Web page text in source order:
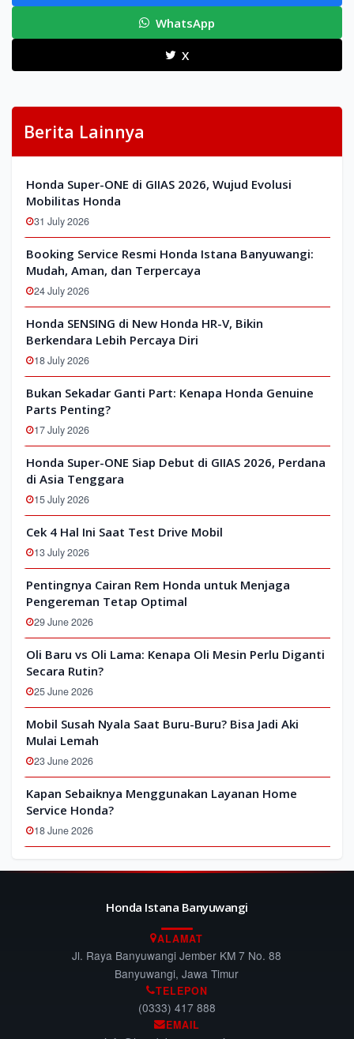
WhatsApp
X
Berita Lainnya
Honda Super-ONE di GIIAS 2026, Wujud Evolusi
Mobilitas Honda
31 July 2026
Booking Service Resmi Honda Istana Banyuwangi:
Mudah, Aman, dan Terpercaya
24 July 2026
Honda SENSING di New Honda HR-V, Bikin
Berkendara Lebih Percaya Diri
18 July 2026
Bukan Sekadar Ganti Part: Kenapa Honda Genuine
Parts Penting?
17 July 2026
Honda Super-ONE Siap Debut di GIIAS 2026, Perdana
di Asia Tenggara
15 July 2026
Cek 4 Hal Ini Saat Test Drive Mobil
13 July 2026
Pentingnya Cairan Rem Honda untuk Menjaga
Pengereman Tetap Optimal
29 June 2026
Oli Baru vs Oli Lama: Kenapa Oli Mesin Perlu Diganti
Secara Rutin?
25 June 2026
Mobil Susah Nyala Saat Buru-Buru? Bisa Jadi Aki
Mulai Lemah
23 June 2026
Kapan Sebaiknya Menggunakan Layanan Home
Service Honda?
18 June 2026
Honda Istana Banyuwangi
ALAMAT
Jl. Raya Banyuwangi Jember KM 7 No. 88
Banyuwangi, Jawa Timur
TELEPON
(0333) 417 888
EMAIL